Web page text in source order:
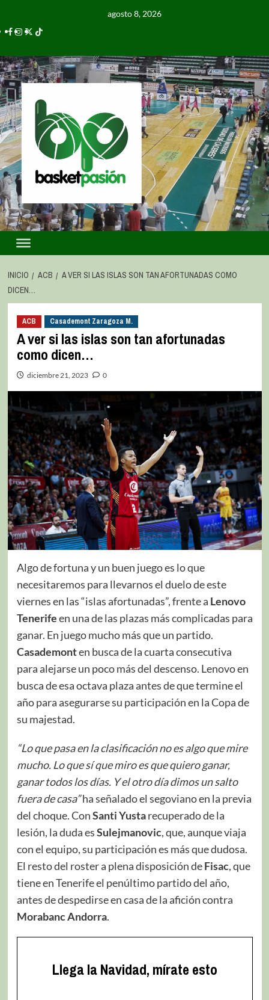
agosto 8, 2026
INICIO ACB
A VER SI LAS ISLAS SON TAN AFORTUNADAS COMO
DICEN…
ACB Casademont Zaragoza M.
A ver si las islas son tan afortunadas
como dicen…
diciembre 21, 2023 0
Algo de fortuna y un buen juego es lo que
necesitaremos para llevarnos el duelo de este
viernes en las “islas afortunadas”, frente a Lenovo
Tenerifeen una de las plazas más complicadas para
ganar. En juego mucho más que un partido.
Casademonten busca de la cuarta consecutiva
para alejarse un poco más del descenso. Lenovo en
busca de esa octava plaza antes de que termine el
año para asegurarse su participación en la Copa de
su majestad.
“Lo que pasa en la clasificación no es algo que mire
mucho. Lo que sí que miro es que quiero ganar,
ganar todos los días. Y el otro día dimos un salto
fuera de casa”ha señalado el segoviano en la previa
del choque. ConSanti Yustarecuperado de la
lesión, la duda esSulejmanovic, que, aunque viaja
con el equipo, su participación es más que dudosa.
El resto del roster a plena disposición deFisac, que
tiene en Tenerife el penúltimo partido del año,
antes de despedirse en casa de la afición contra
Morabanc Andorra.
Llega la Navidad, mírate esto